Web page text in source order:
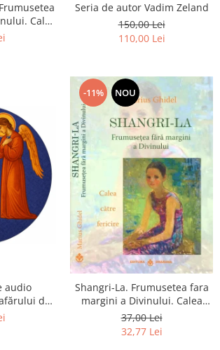
Calea
Seria de autor Vadim Zeland
150,00 Lei
110,00 Lei
audio
de
-11% NOU
Shangri-La. Frumusetea fara
margini a Divinului. Calea
catre fericire
37,00 Lei
32,77 Lei